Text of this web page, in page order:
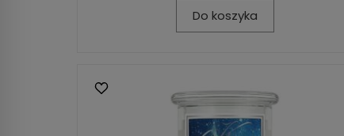
Do koszyka